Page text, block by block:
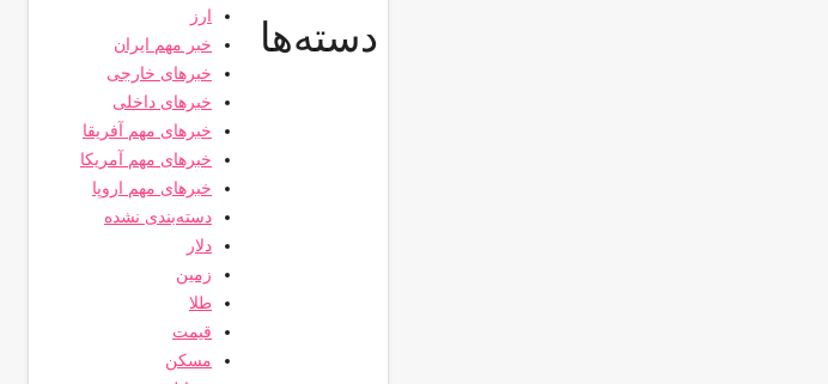
دسته‌ها
ارز
خبر مهم ایران
خبرهای خارجی
خبرهای داخلی
خبرهای مهم آفریقا
خبرهای مهم آمریکا
خبرهای مهم اروپا
دسته‌بندی نشده
دلار
زمین
طلا
قیمت
مسکن